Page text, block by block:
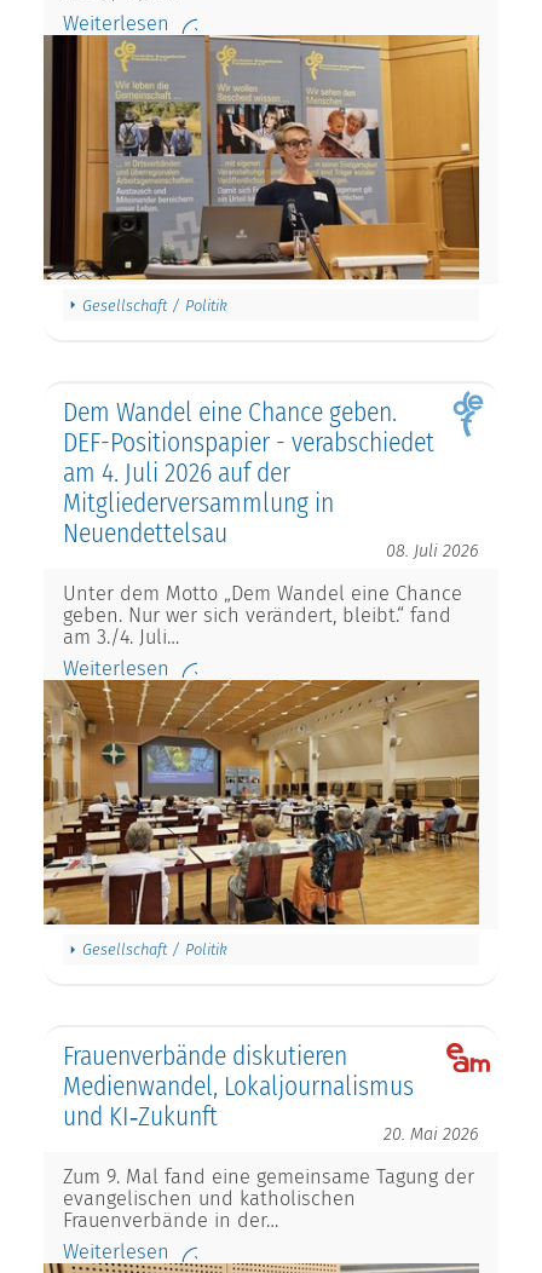
Weiterlesen
Gesellschaft / Politik
Dem Wandel eine Chance geben.
DEF-Positionspapier - verabschiedet
am 4. Juli 2026 auf der
Mitgliederversammlung in
Neuendettelsau
08. Juli 2026
Unter dem Motto „Dem Wandel eine Chance
geben. Nur wer sich verändert, bleibt.“ fand
am 3./4. Juli…
Weiterlesen
Gesellschaft / Politik
Frauenverbände diskutieren
Medienwandel, Lokaljournalismus
und KI‑Zukunft
20. Mai 2026
Zum 9. Mal fand eine gemeinsame Tagung der
evangelischen und katholischen
Frauenverbände in der…
Weiterlesen